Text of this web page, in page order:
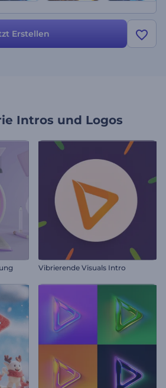
Erstellen
Intros und Logos
Vibrierende Visuals Intro